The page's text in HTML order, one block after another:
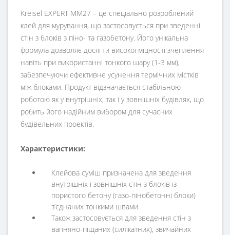
Kreisel EXPERT MM27 – це спеціально розроблений
клей для мурування, що застосовується при зведенні
стін з блоків з піно- та газобетону. Його унікальна
формула дозволяє досягти високої міцності зчеплення
навіть при використанні тонкого шару (1-3 мм),
забезпечуючи ефективне усунення термічних містків
між блоками. Продукт відзначається стабільною
роботою як у внутрішніх, так і у зовнішніх будівлях, що
робить його надійним вибором для сучасних
будівельних проектів.
Характеристики:
Клейова суміш призначена для зведення
внутрішніх і зовнішніх стін з блоків із
пористого бетону (газо-пінобетонні блоки)
з’єднаних тонкими швами.
Також застосовується для зведення стін з
вапняно-піщаних (силікатних), звичайних